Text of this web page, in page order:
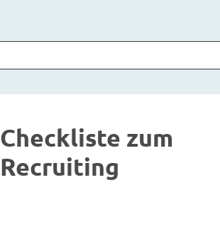
Checkliste zum
Recruiting